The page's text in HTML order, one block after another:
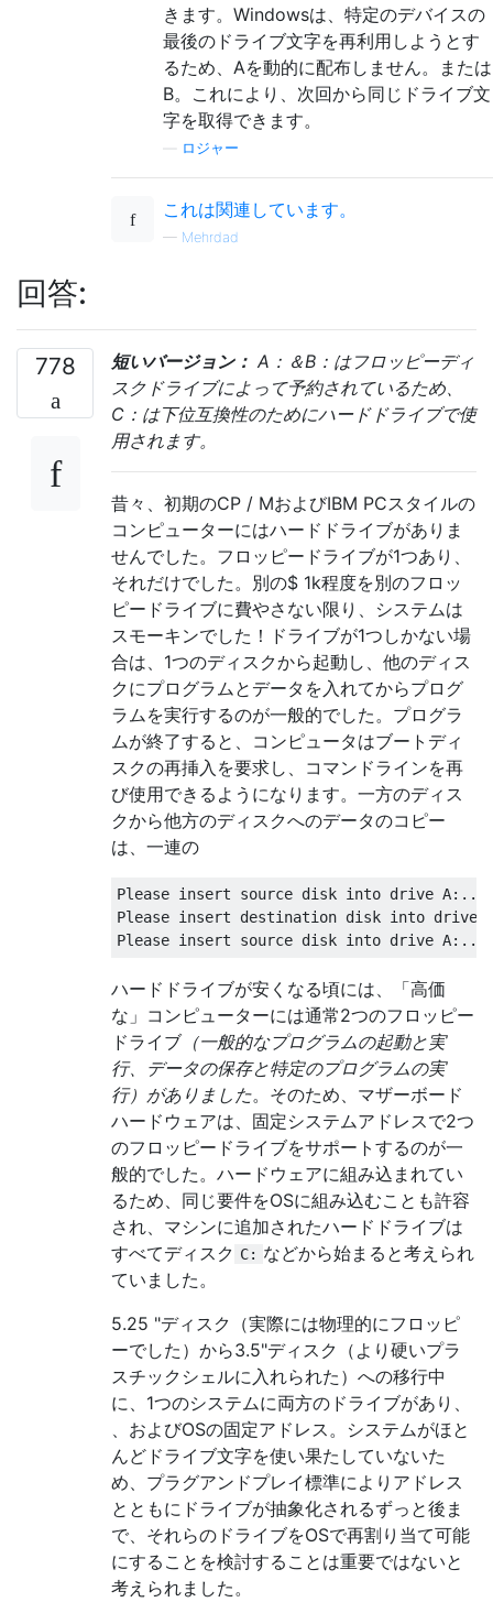
きます。Windowsは、特定のデバイスの
最後のドライブ文字を再利用しようとす
るため、Aを動的に配布しません。または
B。これにより、次回から同じドライブ文
字を取得できます。
ロジャー
これは関連しています。
— Mehrdad
回答:
778 短いバージョン： A：＆B：はフロッピーディ
スクドライブによって予約されているため、
C：は下位互換性のためにハードドライブで使
用されます。
昔々、初期のCP / MおよびIBM PCスタイルの
コンピューターにはハードドライブがありま
せんでした。フロッピードライブが1つあり、
それだけでした。別の$ 1k程度を別のフロッ
ピードライブに費やさない限り、システムは
スモーキンでした！ドライブが1つしかない場
合は、1つのディスクから起動し、他のディス
クにプログラムとデータを入れてからプログ
ラムを実行するのが一般的でした。プログラ
ムが終了すると、コンピュータはブートディ
スクの再挿入を要求し、コマンドラインを再
び使用できるようになります。一方のディス
クから他方のディスクへのデータのコピー
は、一連の
Please insert source disk into drive A:...
Please insert destination disk into drive
ハードドライブが安くなる頃には、「高価
な」コンピューターには通常2つのフロッピー
ドライブ （一般的なプログラムの起動と実
行、データの保存と特定のプログラムの実
行）がありました。そのため、マザーボード
ハードウェアは、固定システムアドレスで2つ
のフロッピードライブをサポートするのが一
般的でした。ハードウェアに組み込まれてい
るため、同じ要件をOSに組み込むことも許容
され、マシンに追加されたハードドライブは
すべてディスク C: などから始まると考えられ
ていました。
5.25 "ディスク（実際には物理的にフロッピ
ーでした）から3.5"ディスク（より硬いプラ
スチックシェルに入れられた）への移行中
に、1つのシステムに両方のドライブがあり、
、およびOSの固定アドレス。システムがほと
んどドライブ文字を使い果たしていないた
め、プラグアンドプレイ標準によりアドレス
とともにドライブが抽象化されるずっと後ま
で、それらのドライブをOSで再割り当て可能
にすることを検討することは重要ではないと
考えられました。